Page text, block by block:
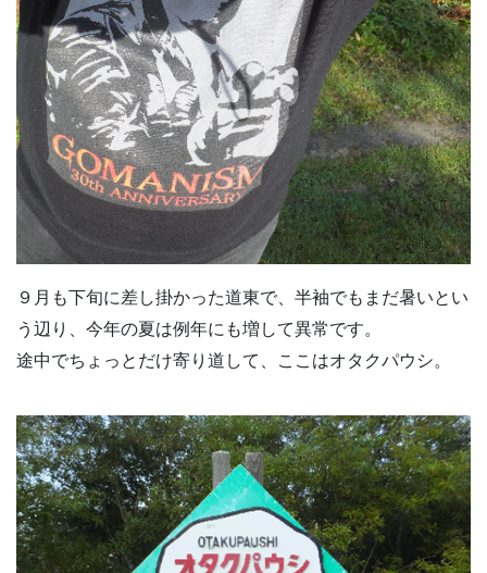
９月も下旬に差し掛かった道東で、半袖でもまだ暑いとい
う辺り、今年の夏は例年にも増して異常です。
途中でちょっとだけ寄り道して、ここはオタクパウシ。